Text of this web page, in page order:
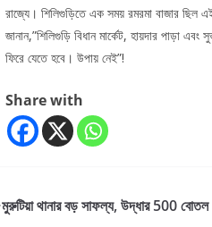
রাজ্যে। শিলিগুড়িতে এক সময় রমরমা বাজার ছিল
জানান,”শিলিগুড়ি বিধান মার্কেট, হায়দার পাড়া
ফিরে যেতে হবে। উপায় নেই”!
Share with
মুরুটিয়া থানার বড় সাফল্য, উদ্ধার 500 বোতল